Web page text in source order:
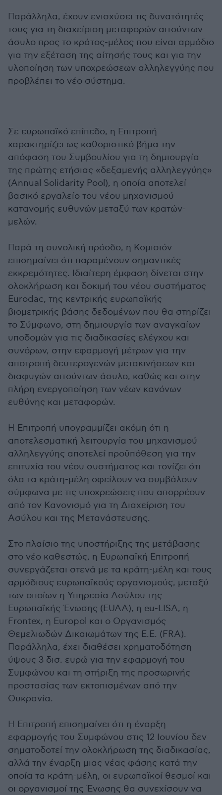
Παράλληλα, έχουν ενισχύσει τις δυνατότητές
τους για τη διαχείριση μεταφορών αιτούντων
άσυλο προς το κράτος-μέλος που είναι αρμόδιο
για την εξέταση της αίτησής τους και για την
υλοποίηση των υποχρεώσεων αλληλεγγύης που
προβλέπει το νέο σύστημα.
Σε ευρωπαϊκό επίπεδο, η Επιτροπή
χαρακτηρίζει ως καθοριστικό βήμα την
απόφαση του Συμβουλίου για τη δημιουργία
της πρώτης ετήσιας «δεξαμενής αλληλεγγύης»
(Annual Solidarity Pool), η οποία αποτελεί
βασικό εργαλείο του νέου μηχανισμού
κατανομής ευθυνών μεταξύ των κρατών-
μελών.
Παρά τη συνολική πρόοδο, η Κομισιόν
επισημαίνει ότι παραμένουν σημαντικές
εκκρεμότητες. Ιδιαίτερη έμφαση δίνεται στην
ολοκλήρωση και δοκιμή του νέου συστήματος
Eurodac, της κεντρικής ευρωπαϊκής
βιομετρικής βάσης δεδομένων που θα στηρίζει
το Σύμφωνο, στη δημιουργία των αναγκαίων
υποδομών για τις διαδικασίες ελέγχου και
συνόρων, στην εφαρμογή μέτρων για την
αποτροπή δευτερογενών μετακινήσεων και
διαφυγών αιτούντων άσυλο, καθώς και στην
πλήρη ενεργοποίηση των νέων κανόνων
ευθύνης και μεταφορών.
Η Επιτροπή υπογραμμίζει ακόμη ότι η
αποτελεσματική λειτουργία του μηχανισμού
αλληλεγγύης αποτελεί προϋπόθεση για την
επιτυχία του νέου συστήματος και τονίζει ότι
όλα τα κράτη-μέλη οφείλουν να συμβάλουν
σύμφωνα με τις υποχρεώσεις που απορρέουν
από τον Κανονισμό για τη Διαχείριση του
Ασύλου και της Μετανάστευσης.
Στο πλαίσιο της υποστήριξης της μετάβασης
στο νέο καθεστώς, η Ευρωπαϊκή Επιτροπή
συνεργάζεται στενά με τα κράτη-μέλη και τους
αρμόδιους ευρωπαϊκούς οργανισμούς, μεταξύ
των οποίων η Υπηρεσία Ασύλου της
Ευρωπαϊκής Ένωσης (EUAA), η eu-LISA, η
Frontex, η Europol και ο Οργανισμός
Θεμελιωδών Δικαιωμάτων της Ε.Ε. (FRA).
Παράλληλα, έχει διαθέσει χρηματοδότηση
ύψους 3 δισ. ευρώ για την εφαρμογή του
Συμφώνου και τη στήριξη της προσωρινής
προστασίας των εκτοπισμένων από την
Ουκρανία.
Η Επιτροπή επισημαίνει ότι η έναρξη
εφαρμογής του Συμφώνου στις 12 Ιουνίου δεν
σηματοδοτεί την ολοκλήρωση της διαδικασίας,
αλλά την έναρξη μιας νέας φάσης κατά την
οποία τα κράτη-μέλη, οι ευρωπαϊκοί θεσμοί και
οι οργανισμοί της Ένωσης θα συνεχίσουν να